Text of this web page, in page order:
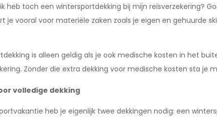
heb toch een wintersportdekking bij mijn reisverzekering?
je vooral voor materiële zaken zoals je eigen en gehuurde
is alleen geldig als je ook medische kosten in het
Zonder die extra dekking voor medische kosten sta je
volledige dekking
heb je eigenlijk twee dekkingen nodig: een